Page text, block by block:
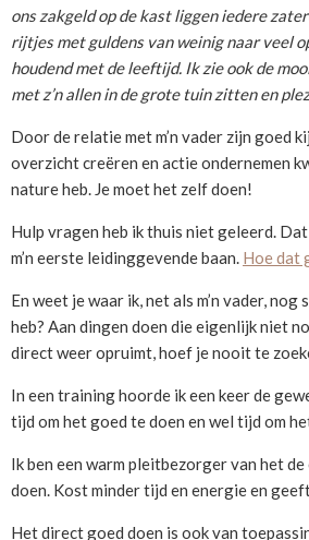
ons zakgeld op de kast liggen iedere
rijtjes met guldens van weinig naar veel
houdend met de leeftijd. Ik zie ook de
met z’n allen in de grote tuin zitten en
Door de relatie met m’n vader zijn goed
overzicht creëren en actie ondernemen
nature heb. Je moet het zelf doen!
Hulp vragen heb ik thuis niet geleerd.
m’n eerste leidinggevende baan. Hoe dat
En weet je waar ik, net als m’n vader, nog
heb? Aan dingen doen die eigenlijk niet
direct weer opruimt, hoef je nooit te
In een training hoorde ik een keer de
tijd om het goed te doen en wel tijd om
Ik ben een warm pleitbezorger van het
doen. Kost minder tijd en energie en
Het direct goed doen is ook van